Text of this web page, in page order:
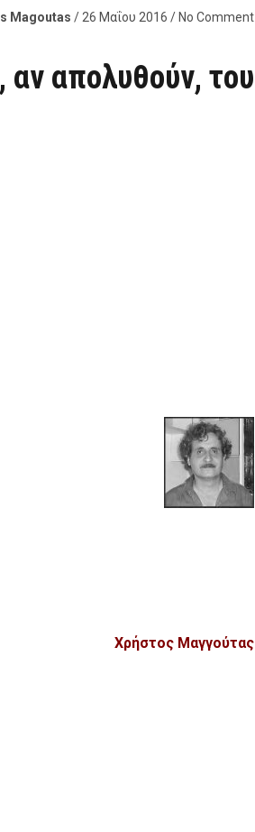
Magoutas / 26 Μαΐου 2016 / No Comment
αν απολυθούν, του
Χρήστος Μαγγούτας